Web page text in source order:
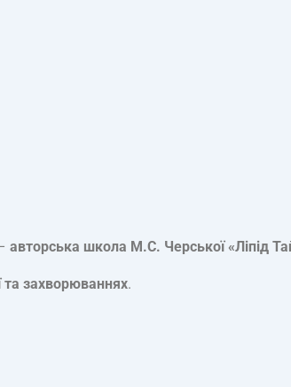
авторська школа М.С. Черської «Ліпід
та захворюваннях.